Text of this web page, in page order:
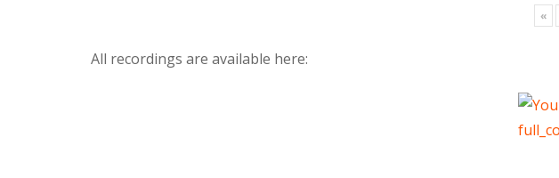
«
All recordings are available here: